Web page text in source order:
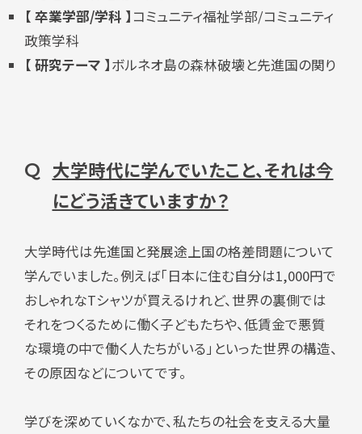
【 卒業学部/学科 】 コミュニティ福祉学部/コミュニティ
政策学科
【 研究テーマ 】ボルネオ島の森林破壊と先進国の関り
Q 大学時代に学んでいたこと、それは今
にどう活きていますか？
大学時代は先進国と発展途上国の格差問題について
学んでいました。例えば「日本に住む自分は1,000円で
おしゃれなTシャツが買えるけれど、世界の裏側では
それをつくるために働く子どもたちや、低賃金で悪質
な環境の中で働く人たちがいる」といった世界の構造、
その原因などについてです。
学びを深めていくなかで、私たちの社会を支える大量